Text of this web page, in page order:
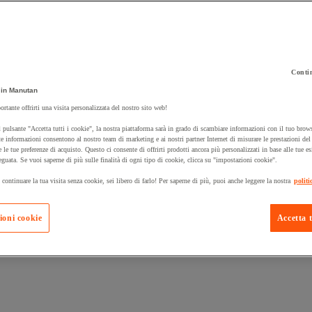
un prodotto:
Manutan Expert
Prodotti in
Manutan
offrirti una visita personalizzata del nostro sito web!
pulsante "Accetta tutti i cookie", la nostra piattaforma sarà in grado di scambiare informazioni con il tuo
informazioni consentono al nostro team di marketing e ai nostri partner Internet di misurare le prestazioni
le tue preferenze di acquisto. Questo ci consente di offrirti prodotti ancora più personalizzati in base alle tue
Se vuoi saperne di più sulle finalità di ogni tipo di cookie, clicca su "impostazioni cookie".
la tua visita senza cookie, sei libero di farlo! Per saperne di più, puoi anche leggere la nostra
Accetta
cookie